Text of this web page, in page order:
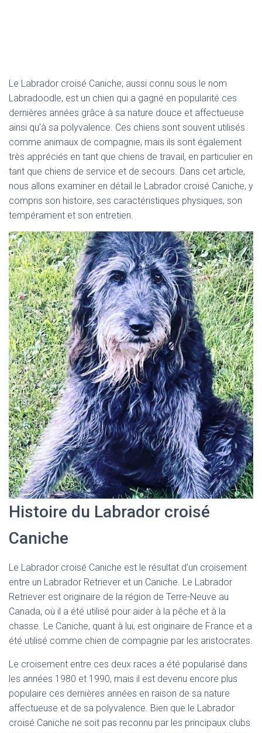
Le Labrador croisé Caniche, aussi connu sous le nom
Labradoodle, est un chien qui a gagné en popularité ces
dernières années grâce à sa nature douce et affectueuse
ainsi qu’à sa polyvalence. Ces chiens sont souvent utilisés
comme animaux de compagnie, mais ils sont également
très appréciés en tant que chiens de travail, en particulier en
tant que chiens de service et de secours. Dans cet article,
nous allons examiner en détail le Labrador croisé Caniche, y
compris son histoire, ses caractéristiques physiques, son
tempérament et son entretien.
Histoire du Labrador croisé
Caniche
Le Labrador croisé Caniche est le résultat d’un croisement
entre un Labrador Retriever et un Caniche. Le Labrador
Retriever est originaire de la région de Terre-Neuve au
Canada, où il a été utilisé pour aider à la pêche et à la
chasse. Le Caniche, quant à lui, est originaire de France et a
été utilisé comme chien de compagnie par les aristocrates.
Le croisement entre ces deux races a été popularisé dans
les années 1980 et 1990, mais il est devenu encore plus
populaire ces dernières années en raison de sa nature
affectueuse et de sa polyvalence. Bien que le Labrador
croisé Caniche ne soit pas reconnu par les principaux clubs